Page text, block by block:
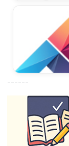
------